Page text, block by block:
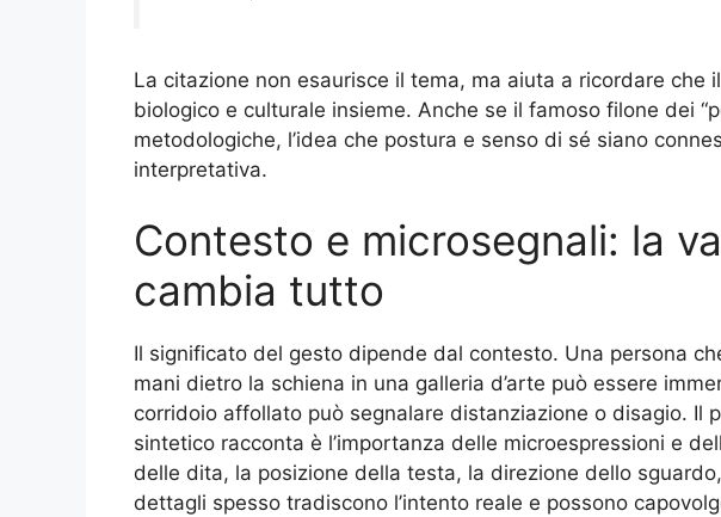
La citazione non esaurisce il tema, ma aiuta a ricordare che
biologico e culturale insieme. Anche se il famoso filone dei
metodologiche, l’idea che postura e senso di sé siano
interpretativa.
Contesto e microsegnali: la
cambia tutto
Il significato del gesto dipende dal contesto. Una persona
mani dietro la schiena in una galleria d’arte può essere
corridoio affollato può segnalare distanziazione o disagio. Il
sintetico racconta è l’importanza delle microespressioni e
delle dita, la posizione della testa, la direzione dello
dettagli spesso tradiscono l’intento reale e possono